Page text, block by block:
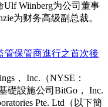
Ulf Wiinberg为公司董事
为财务高级副总裁。
管保管商進行之首次後
， Inc.（NYSE：
礎設施公司BitGo， Inc.
Pte. Ltd（以下簡